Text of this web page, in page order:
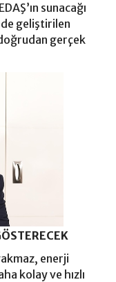
sunacağı
geliştirilen
gerçek
enerji
kolay ve hızlı